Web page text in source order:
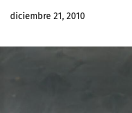
ambiental de Helio Oiticica,
ideario tropicalista.
diciembre 21, 2010